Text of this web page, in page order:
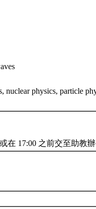
nuclear physics, particle
在 17:00 之前交至助教